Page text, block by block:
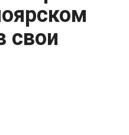
свои